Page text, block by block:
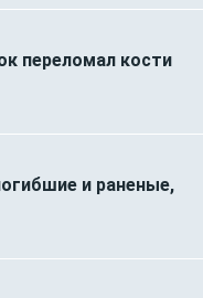
переломал кости
и раненые,